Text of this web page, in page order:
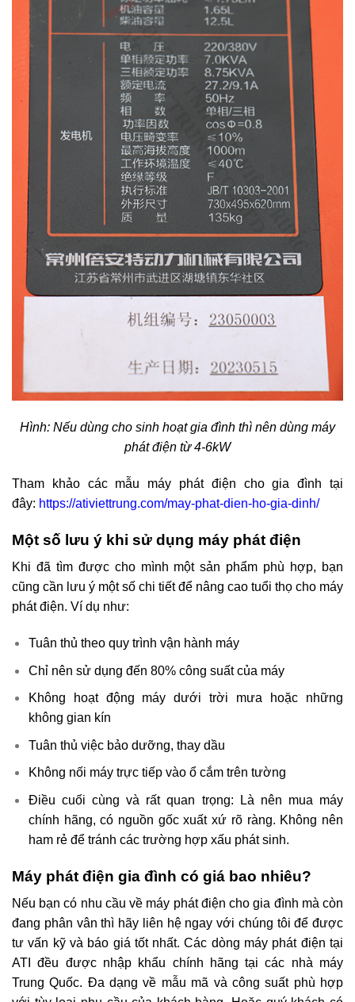
Hình: Nếu dùng cho sinh hoạt gia đình thì nên dùng máy
phát điện từ 4-6kW
Tham khảo các mẫu máy phát điện cho gia đình tại
đây: https://ativiettrung.com/may-phat-dien-ho-gia-dinh/
Một số lưu ý khi sử dụng máy phát điện
Khi đã tìm được cho mình một sản phẩm phù hợp, bạn
cũng cần lưu ý một số chi tiết để nâng cao tuổi thọ cho máy
phát điện. Ví dụ như:
Tuân thủ theo quy trình vận hành máy
Chỉ nên sử dụng đến 80% công suất của máy
Không hoạt động máy dưới trời mưa hoặc những
không gian kín
Tuân thủ việc bảo dưỡng, thay dầu
Không nối máy trực tiếp vào ổ cắm trên tường
Điều cuối cùng và rất quan trọng: Là nên mua máy
chính hãng, có nguồn gốc xuất xứ rõ ràng. Không nên
ham rẻ để tránh các trường hợp xấu phát sinh.
Máy phát điện gia đình có giá bao nhiêu?
Nếu bạn có nhu cầu về máy phát điện cho gia đình mà còn
đang phân vân thì hãy liên hệ ngay với chúng tôi để được
tư vấn kỹ và báo giá tốt nhất. Các dòng máy phát điện tại
ATI đều được nhập khẩu chính hãng tại các nhà máy
Trung Quốc. Đa dạng về mẫu mã và công suất phù hợp